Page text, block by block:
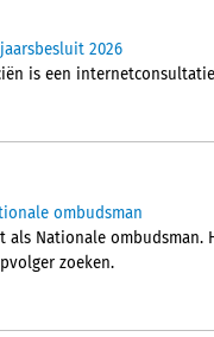
2026
is een
ombudsman
als Nationale
zoeken.